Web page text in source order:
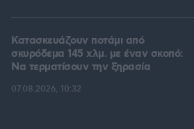
Κατασκευάζουν ποτάμι από
σκυρόδεμα 145 χλμ. με έναν σκοπό:
Να τερματίσουν την ξηρασία
07.08.2026, 10:32